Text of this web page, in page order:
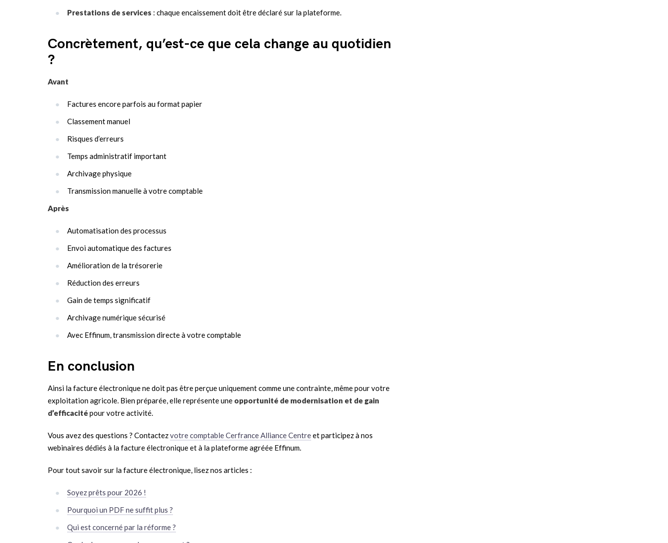
Prestations de services : chaque encaissement doit être déclaré sur la plateforme.
Concrètement, qu’est-ce que cela change au quotidien
?
Avant
Factures encore parfois au format papier
Classement manuel
Risques d’erreurs
Temps administratif important
Archivage physique
Transmission manuelle à votre comptable
Après
Automatisation des processus
Envoi automatique des factures
Amélioration de la trésorerie
Réduction des erreurs
Gain de temps significatif
Archivage numérique sécurisé
Avec Effinum, transmission directe à votre comptable
En conclusion
Ainsi la facture électronique ne doit pas être perçue uniquement comme une contrainte, même pour votre
exploitation agricole. Bien préparée, elle représente une opportunité de modernisation et de gain
d’efficacitépour votre activité.
Vous avez des questions ? Contactezvotre comptable Cerfrance Alliance Centreet participez à nos
webinaires dédiés à la facture électronique et à la plateforme agréée Effinum.
Pour tout savoir sur la facture électronique, lisez nos articles :
Soyez prêts pour 2026 !
Pourquoi un PDF ne suffit plus ?
Qui est concerné par la réforme ?